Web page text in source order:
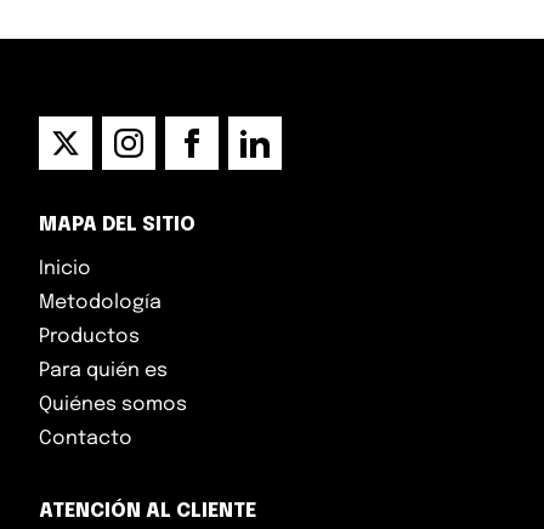
MAPA DEL SITIO
Inicio
Metodología
Productos
Para quién es
Quiénes somos
Contacto
ATENCIÓN AL CLIENTE